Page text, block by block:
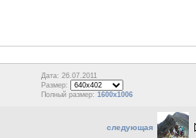
Дата: 26.07.2011
Размер:
Полный размер: 1600x1006
следующая